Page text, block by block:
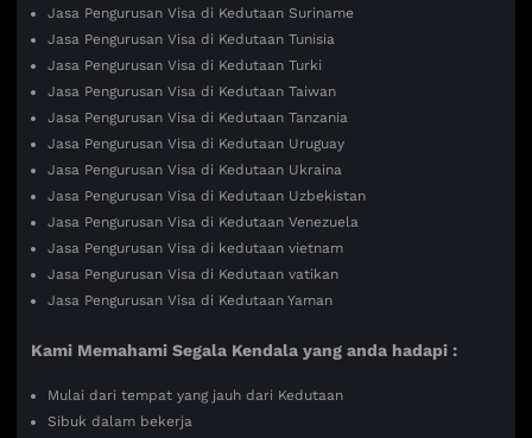
Jasa Pengurusan Visa di Kedutaan Suriname
Jasa Pengurusan Visa di Kedutaan Tunisia
Jasa Pengurusan Visa di Kedutaan Turki
Jasa Pengurusan Visa di Kedutaan Taiwan
Jasa Pengurusan Visa di Kedutaan Tanzania
Jasa Pengurusan Visa di Kedutaan Uruguay
Jasa Pengurusan Visa di Kedutaan Ukraina
Jasa Pengurusan Visa di Kedutaan Uzbekistan
Jasa Pengurusan Visa di Kedutaan Venezuela
Jasa Pengurusan Visa di kedutaan vietnam
Jasa Pengurusan Visa di Kedutaan vatikan
Jasa Pengurusan Visa di Kedutaan Yaman
Kami Memahami Segala Kendala yang anda hadapi :
Mulai dari tempat yang jauh dari Kedutaan
Sibuk dalam bekerja